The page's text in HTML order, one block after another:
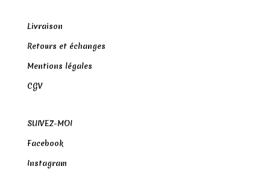
Livraison
Retours et échanges
Mentions légales
CGV
SUIVEZ-MOI
Facebook
Instagram